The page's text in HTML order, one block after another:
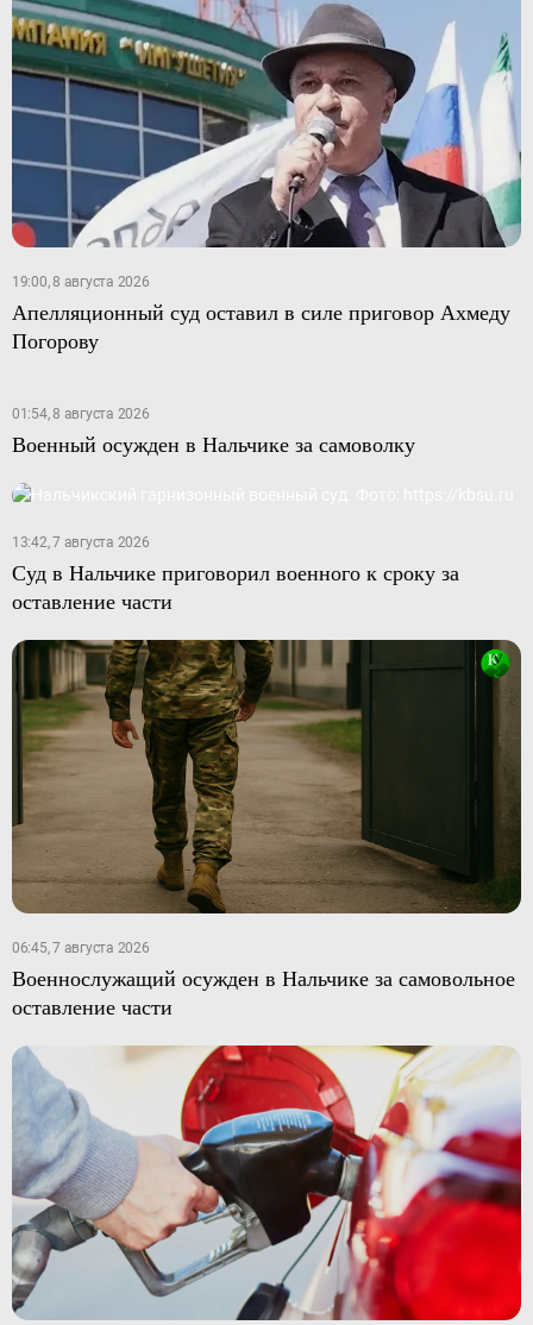
19:00, 8 августа 2026
Апелляционный суд оставил в силе приговор Ахмеду
Погорову
01:54, 8 августа 2026
Военный осужден в Нальчике за самоволку
13:42, 7 августа 2026
Суд в Нальчике приговорил военного к сроку за
оставление части
06:45, 7 августа 2026
Военнослужащий осужден в Нальчике за самовольное
оставление части